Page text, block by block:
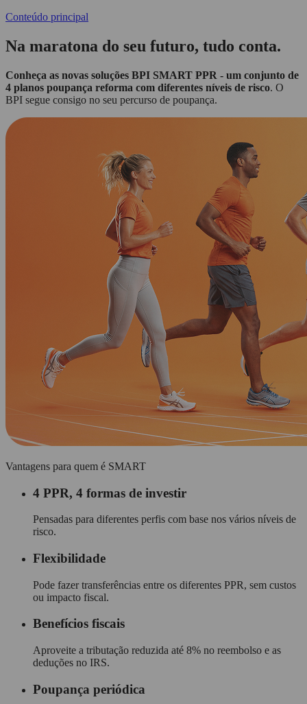
Conteúdo principal
Na maratona do seu futuro, tudo conta.
Conheça as novas soluções BPI SMART PPR - um conjunto de
4 planos poupança reforma com diferentes níveis de risco. O
BPI segue consigo no seu percurso de poupança.
Vantagens para quem é SMART
4 PPR, 4 formas de investir
Pensadas para diferentes perfis com base nos vários níveis de
risco.
Flexibilidade
Pode fazer transferências entre os diferentes PPR, sem custos
ou impacto fiscal.
Benefícios fiscais
Aproveite a tributação reduzida até 8% no reembolso e as
deduções no IRS.
Poupança periódica